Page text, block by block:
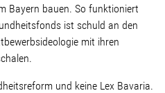
Bayern bauen. So funktioniert
ist schuld an den
mit ihren
und keine Lex Bavaria.